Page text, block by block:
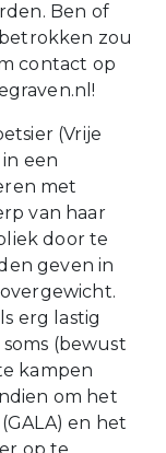
Ben of
zou
contact op
(Vrije
een
met
van haar
door te
geven in
erg lastig
(bewust
kampen
om het
en het